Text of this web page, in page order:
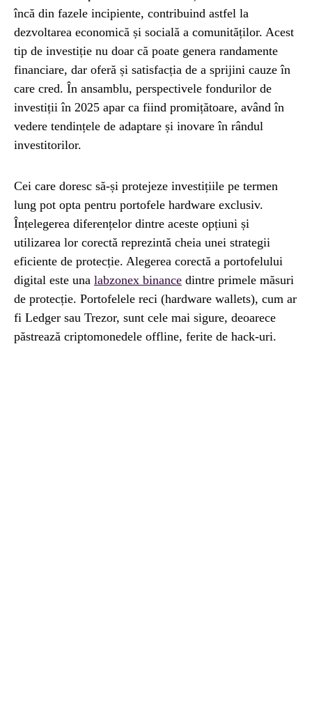
încă din fazele incipiente, contribuind astfel la
dezvoltarea economică și socială a comunităților. Acest
tip de investiție nu doar că poate genera randamente
financiare, dar oferă și satisfacția de a sprijini cauze în
care cred. În ansamblu, perspectivele fondurilor de
investiții în 2025 apar ca fiind promițătoare, având în
vedere tendințele de adaptare și inovare în rândul
investitorilor.
Cei care doresc să-și protejeze investițiile pe termen
lung pot opta pentru portofele hardware exclusiv.
Înțelegerea diferențelor dintre aceste opțiuni și
utilizarea lor corectă reprezintă cheia unei strategii
eficiente de protecție. Alegerea corectă a portofelului
digital este una labzonex binance dintre primele măsuri
de protecție. Portofelele reci (hardware wallets), cum ar
fi Ledger sau Trezor, sunt cele mai sigure, deoarece
păstrează criptomonedele offline, ferite de hack-uri.